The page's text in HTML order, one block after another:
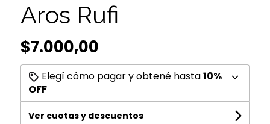
Aros Rufi
$7.000,00
Elegí cómo pagar y obtené hasta10%
OFF
Ver cuotas y descuentos